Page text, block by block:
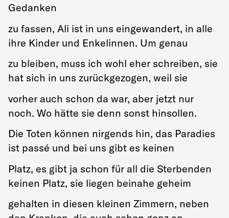
Gedanken
zu fassen, Ali ist in uns eingewandert, in alle
ihre Kinder und Enkelinnen. Um genau
zu bleiben, muss ich wohl eher schreiben, sie
hat sich in uns zurückgezogen, weil sie
vorher auch schon da war, aber jetzt nur
noch. Wo hätte sie denn sonst hinsollen.
Die Toten können nirgends hin, das Paradies
ist passé und bei uns gibt es keinen
Platz, es gibt ja schon für all die Sterbenden
keinen Platz, sie liegen beinahe geheim
gehalten in diesen kleinen Zimmern, neben